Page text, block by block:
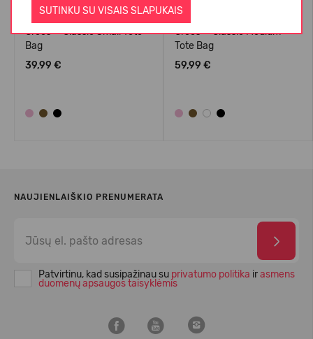
SUTINKU SU VISAIS SLAPUKAIS
Crocs™ Classic Small Tote
Bag
39,99 €
Crocs™ Classic Medium
Tote Bag
59,99 €
NAUJIENLAIŠKIO PRENUMERATA
Patvirtinu, kad susipažinau su privatumo politika irasmens
duomenų apsaugos taisyklėmis